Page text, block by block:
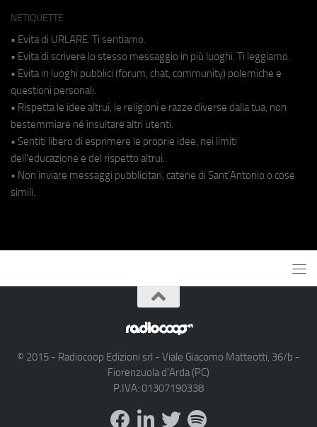
NETIQUETTE
• Evita di URLARE. Ti sentiamo.
• Evita di scrivere lo stesso messaggio in più luoghi. Ti leggiamo.
• Evita in luoghi pubblici (forum, chat, community) polemiche e
questioni personali.
• Rispetta le idee altrui, le religioni e razze diverse dalla tua, non
bestemmiare né insultare altri utenti.
• Sentiti libero di esprimere le proprie idee, nei limiti
dell'educazione e del rispetto altrui.
• Non inviare messaggi pubblicitari, catene di Sant'Antonio o cose
simili.
© 2015 - Radiocoop Edizioni srl - Viale Giacomo Matteotti, 36/b -
Fiorenzuola d'Arda (PC)
P.IVA: 01307190338